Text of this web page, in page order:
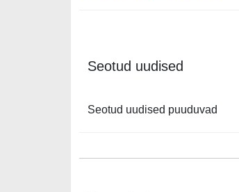
Seotud uudised
Seotud uudised puuduvad